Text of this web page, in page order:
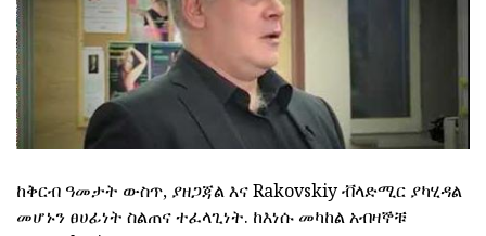
ከቅርብ ዓመታት ውስጥ, ያዘጋጃል እና Rakovskiy ቭላድሚር ያካሂዳል
መሆኑን ፀሀፊነት ስልጠና ተፈላጊነት. ከእነሱ መካከል አብዛኞቹ